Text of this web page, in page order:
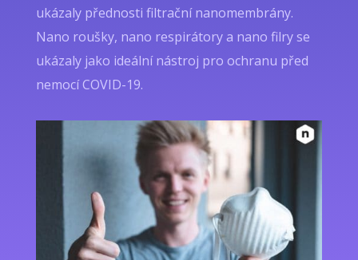
ukázaly přednosti filtrační nanomembrány.
Nano roušky, nano respirátory a nano filry se
ukázaly jako ideální nástroj pro ochranu před
nemocí COVID-19.